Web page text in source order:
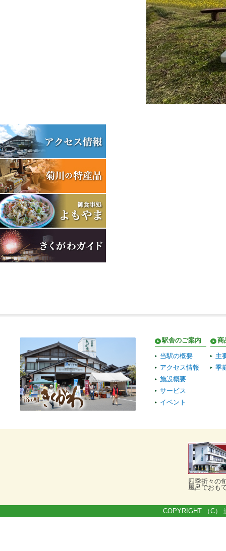
駅舎のご案内
当駅の概要
アクセス情報
施設概要
サービス
イベント
商
主
季
四季折々の
風呂でおも
COPYRIGHT （C）